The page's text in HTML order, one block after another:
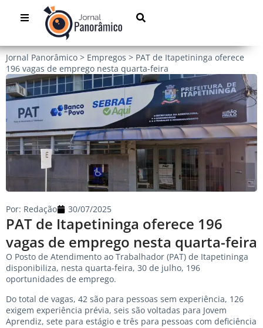
Jornal Panorâmico > Empregos > PAT de Itapetininga oferece
196 vagas de emprego nesta quarta-feira
PAT de Itapetininga oferece 196
vagas de emprego nesta quarta-feira
Por: Redação 30/07/2025
O Posto de Atendimento ao Trabalhador (PAT) de Itapetininga
disponibiliza, nesta quarta-feira, 30 de julho, 196
oportunidades de emprego.
Do total de vagas, 42 são para pessoas sem experiência, 126
exigem experiência prévia, seis são voltadas para Jovem
Aprendiz, sete para estágio e três para pessoas com deficiência